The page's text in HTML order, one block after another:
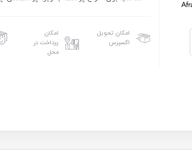
امکان تحویل
اکسپرس
امکان
پرداخت در
محل